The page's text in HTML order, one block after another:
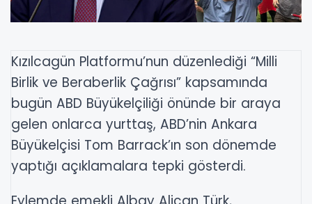
Kızılcagün Platformu’nun düzenlediği “Milli
Birlik ve Beraberlik Çağrısı” kapsamında
bugün ABD Büyükelçiliği önünde bir araya
gelen onlarca yurttaş, ABD’nin Ankara
Büyükelçisi Tom Barrack’ın son dönemde
yaptığı açıklamalara tepki gösterdi.